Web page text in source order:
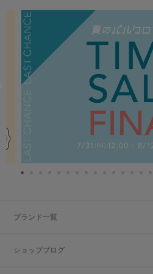
ブランド一覧
ショップブログ